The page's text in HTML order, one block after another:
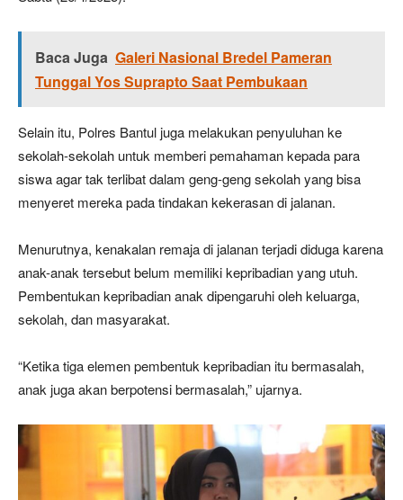
Baca Juga Galeri Nasional Bredel Pameran
Tunggal Yos Suprapto Saat Pembukaan
Selain itu, Polres Bantul juga melakukan penyuluhan ke
sekolah-sekolah untuk memberi pemahaman kepada para
siswa agar tak terlibat dalam geng-geng sekolah yang bisa
menyeret mereka pada tindakan kekerasan di jalanan.
Menurutnya, kenakalan remaja di jalanan terjadi diduga karena
anak-anak tersebut belum memiliki kepribadian yang utuh.
Pembentukan kepribadian anak dipengaruhi oleh keluarga,
sekolah, dan masyarakat.
“Ketika tiga elemen pembentuk kepribadian itu bermasalah,
anak juga akan berpotensi bermasalah,” ujarnya.